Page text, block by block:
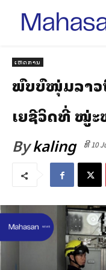
ເຫດການ
ພົບສົບໜຸ່ມລາ
ເສຍຊີວິດທີ່ ໝູ່
Bykaling ທີ 10